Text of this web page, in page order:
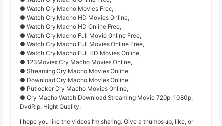
● Watch Cry Macho Movies Free,
● Watch Cry Macho HD Movies Online,
● Watch Cry Macho HD Online Free,
● Watch Cry Macho Full Movie Online Free,
● Watch Cry Macho Full Movies Online Free,
● Watch Cry Macho Full HD Movies Online,
● 123Movies Cry Macho Movies Online,
● Streaming Cry Macho Movies Online,
● Download Cry Macho Movies Online,
● Putlocker Cry Macho Movies Online,
● Cry Macho Watch Download Streaming Movie 720p, 1080p,
DvdRip, Hight Quality,
I hope you like the videos I’m sharing. Give a thumbs up, like, or